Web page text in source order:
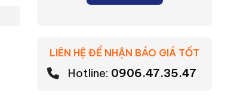
LIÊN HỆ ĐỂ NHẬN BÁO GIÁ TỐT
Hotline: 0906.47.35.47